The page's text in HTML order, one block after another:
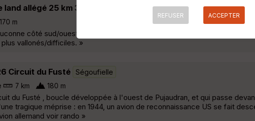
allégé 25 km 300d+
170 m
côté sud/ouest, au parking de la maison forestière St Louis.
vallonés/difficiles. »
Circuit du Fusté Ségoufielle
7 km 180 m
du Fusté , boucle développée à l'ouest de Pujaudran, et qui passe
tragique méprise : en 1944, un avion de reconnaissance US se fait
allemand voir rando »
REFUSER ACCEPTER